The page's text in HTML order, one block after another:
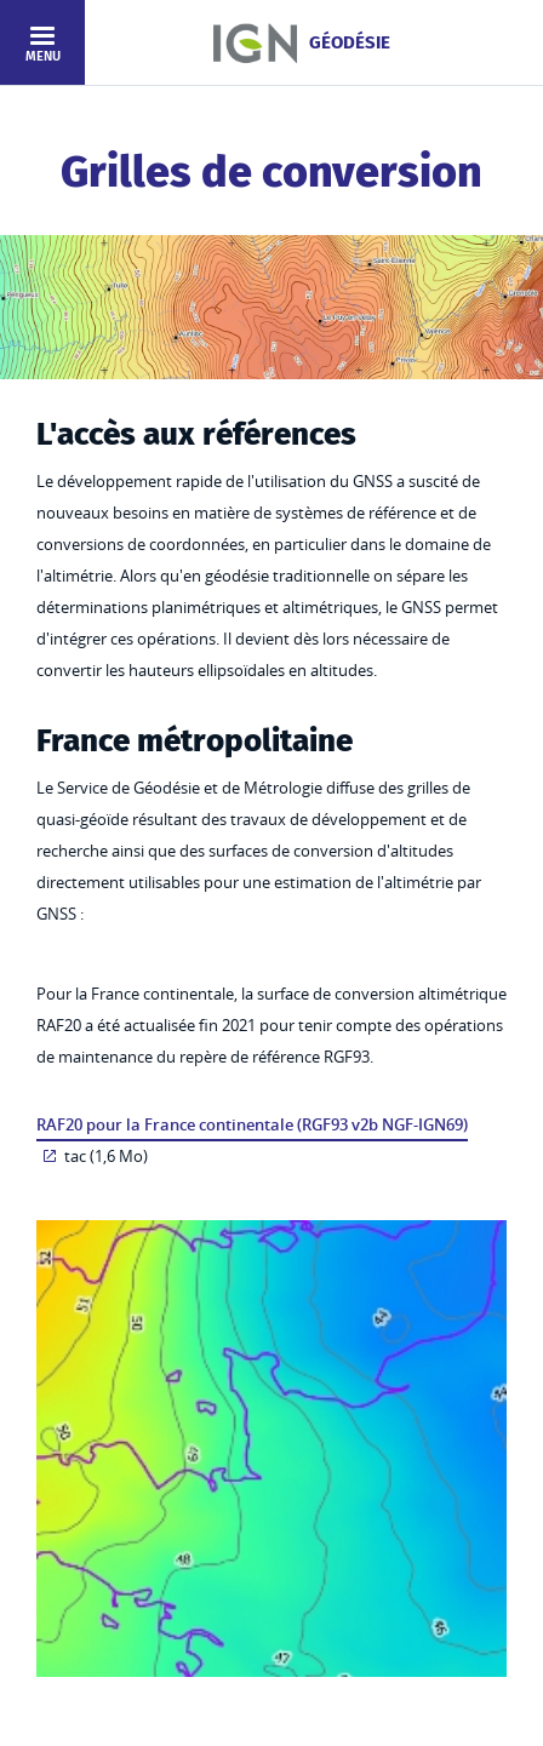
Aller au contenu principal
GÉODÉSIE
MENU
Grilles de conversion
L'accès aux références
Le développement rapide de l'utilisation du GNSS a suscité de
nouveaux besoins en matière de systèmes de référence et de
conversions de coordonnées, en particulier dans le domaine de
l'altimétrie. Alors qu'en géodésie traditionnelle on sépare les
déterminations planimétriques et altimétriques, le GNSS permet
d'intégrer ces opérations. Il devient dès lors nécessaire de
convertir les hauteurs ellipsoïdales en altitudes.
France métropolitaine
Le Service de Géodésie et de Métrologie diffuse des grilles de
quasi-géoïde résultant des travaux de développement et de
recherche ainsi que des surfaces de conversion d'altitudes
directement utilisables pour une estimation de l'altimétrie par
GNSS :
Pour la France continentale, la surface de conversion altimétrique
RAF20 a été actualisée fin 2021 pour tenir compte des opérations
de maintenance du repère de référence RGF93.
RAF20 pour la France continentale (RGF93 v2b NGF-IGN69)
tac (1,6 Mo)